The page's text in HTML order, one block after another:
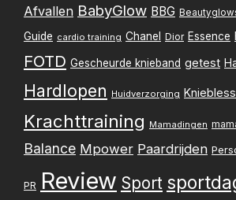
Afvallen BabyGlow BBG
Guide cardio training Chanel Dior Essence
FOTD Gescheurde knieband getest
Hardlopen Huidverzorging
Krachttraining Mamadingen
Balance Mpower Paardrijden
PR Review Sport